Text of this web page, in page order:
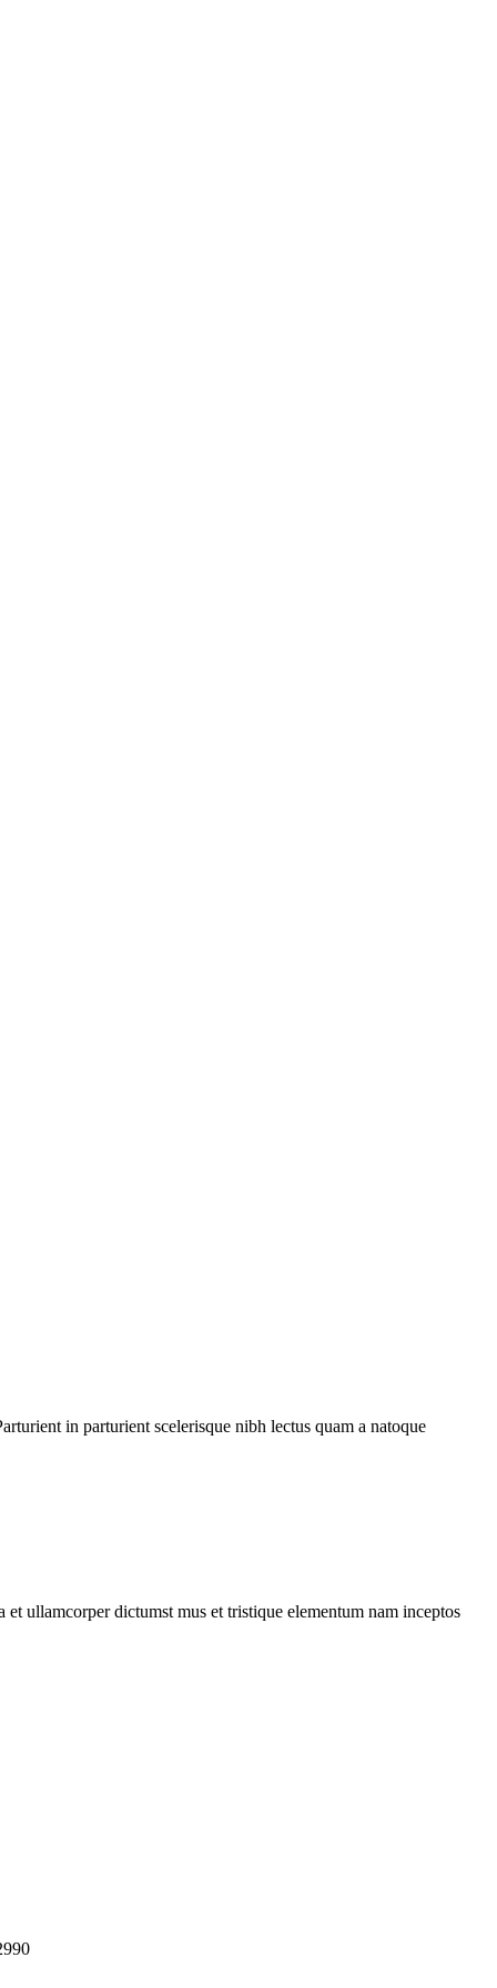
in parturient scelerisque nibh lectus quam a natoque
ullamcorper dictumst mus et tristique elementum nam inceptos